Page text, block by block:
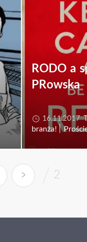
RODO a
PRowska
16.11.2017
branża!
> 2